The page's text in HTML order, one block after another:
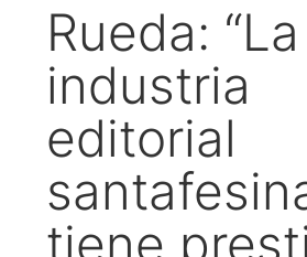
Rueda: “La
industria
editorial
tiene